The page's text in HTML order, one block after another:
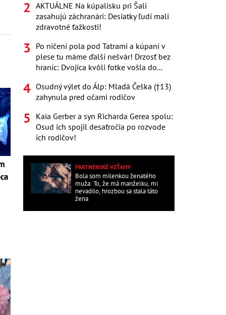
AKTUÁLNE Na kúpalisku pri Šali
zasahujú záchranári: Desiatky ľudí mali
zdravotné ťažkosti!
Po ničení pola pod Tatrami a kúpaní v
plese tu máme ďalší nešvár! Drzosť bez
hraníc: Dvojica kvôli fotke vošla do...
Osudný výlet do Álp: Mladá Češka (†13)
zahynula pred očami rodičov
Kaia Gerber a syn Richarda Gerea spolu:
Osud ich spojil desaťročia po rozvode
ich rodičov!
PARTNERSKÉ VZŤAHY
Bola som milenkou ženatého
muža: To, že má manželku, mi
nevadilo, hrozbou sa stala táto
žena